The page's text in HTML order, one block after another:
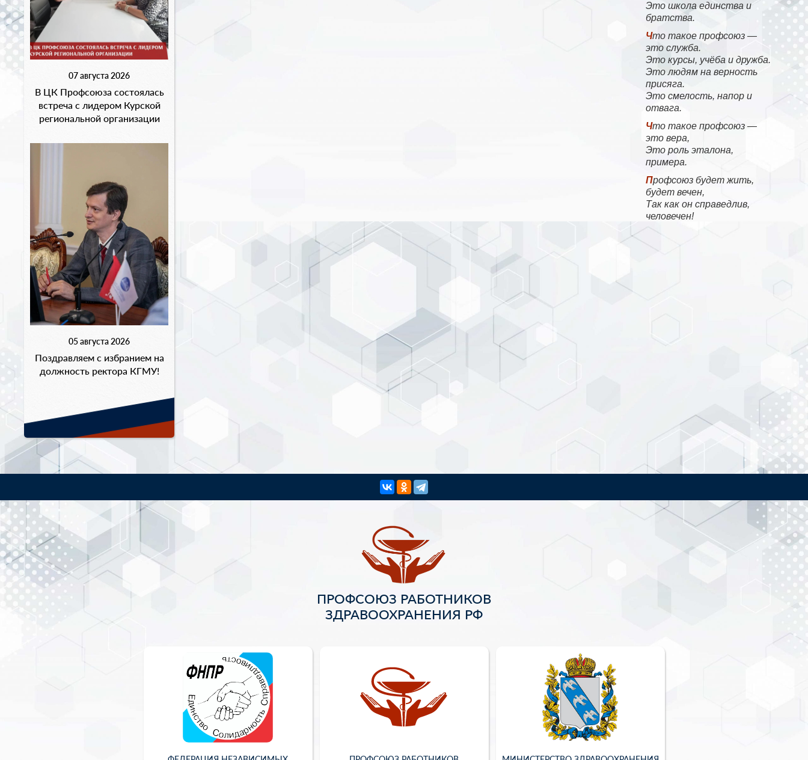
07 августа 2026
В ЦК Профсоюза состоялась
встреча с лидером Курской
региональной организации
05 августа 2026
Поздравляем с избранием на
должность ректора КГМУ!
Это школа единства и
братства.
Что такое профсоюз —
это служба.
Это курсы, учёба и дружба.
Это людям на верность
присяга.
Это смелость, напор и
отвага.
Что такое профсоюз —
это вера,
Это роль эталона,
примера.
Профсоюз будет жить,
будет вечен,
Так как он справедлив,
человечен!
ПРОФСОЮЗ РАБОТНИКОВ
ЗДРАВООХРАНЕНИЯ РФ